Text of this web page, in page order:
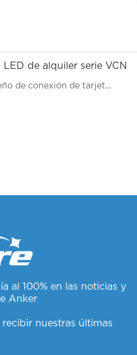
LED de alquiler serie VCN
de conexión de tarjet...
al 100% en las noticias y
Anker
nuestras últimas